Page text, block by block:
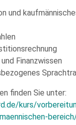
und
Finanzwissen
finden Sie unter:
kurs/